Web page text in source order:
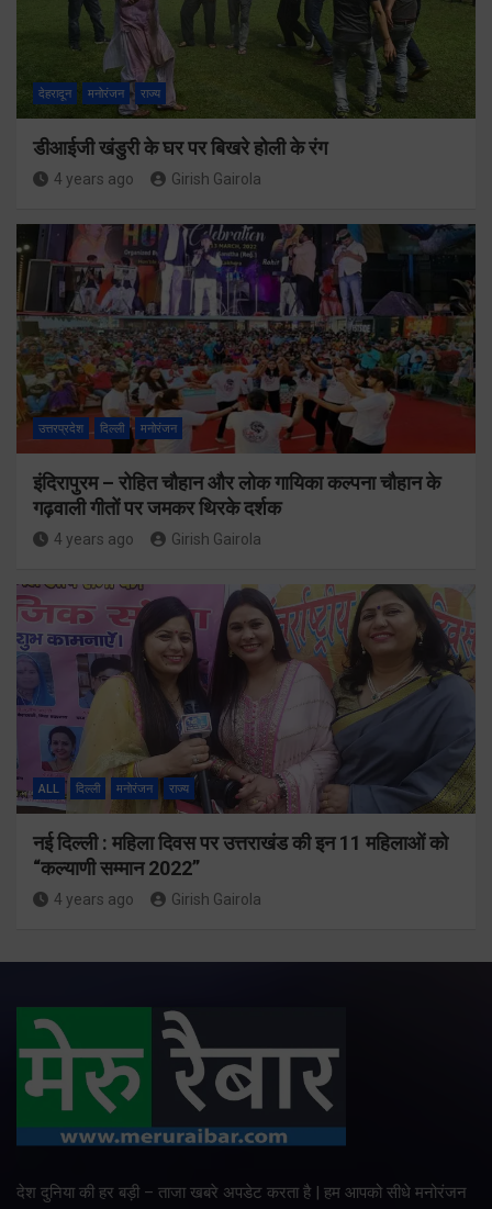
देहरादून मनोरंजन राज्य
डीआईजी खंडुरी के घर पर बिखरे होली के रंग
4 years ago Girish Gairola
उत्तरप्रदेश दिल्ली मनोरंजन
इंदिरापुरम – रोहित चौहान और लोक गायिका कल्पना चौहान के
गढ़वाली गीतों पर जमकर थिरके दर्शक
4 years ago Girish Gairola
ALL दिल्ली मनोरंजन राज्य
नई दिल्ली : महिला दिवस पर उत्तराखंड की इन 11 महिलाओं को
“कल्याणी सम्मान 2022”
4 years ago Girish Gairola
देश दुनिया की हर बड़ी – ताजा खबरे अपडेट करता है | हम आपको सीधे मनोरंजन